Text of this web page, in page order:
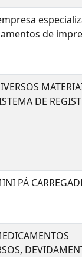
de
DE
PÁ